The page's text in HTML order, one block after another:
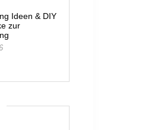
Ideen & DIY
zur